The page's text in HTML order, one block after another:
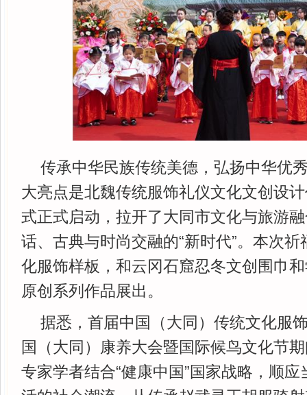
传承中华民族传统美德，弘扬中华优
大亮点是北魏传统服饰礼仪文化文创设
式正式启动，拉开了大同市文化与旅游
话、古典与时尚交融的“新时代”。本次
化服饰样板，和云冈石窟忍冬文创围巾
原创系列作品展出。
据悉，首届中国（大同）传统文化服
国（大同）康养大会暨国际候鸟文化节
专家学者结合“健康中国”国家战略，顺